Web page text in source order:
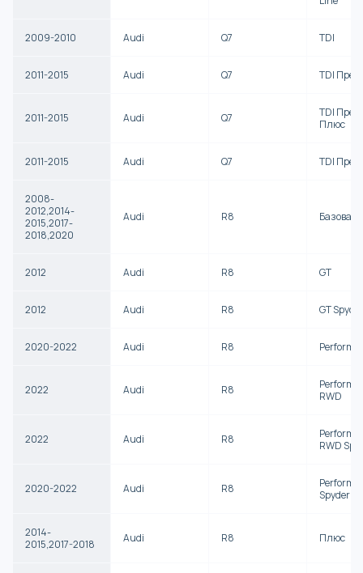
2009-2010 Audi Q7 TDI
2011-2015 Audi Q7 TDI
2011-2015 Audi Q7
TDI
Плюс
2011-2015 Audi Q7 TDI
2008-
2012,2014-
2015,2017-
2018,2020
Audi R8 Базова
2012 Audi R8 GT
2012 Audi R8 GT Spyder
2020-2022 Audi R8
2022 Audi R8
RWD
2022 Audi R8
RWD
2020-2022 Audi R8
Spyder
2014-
2015,2017-2018
Audi R8 Плюс